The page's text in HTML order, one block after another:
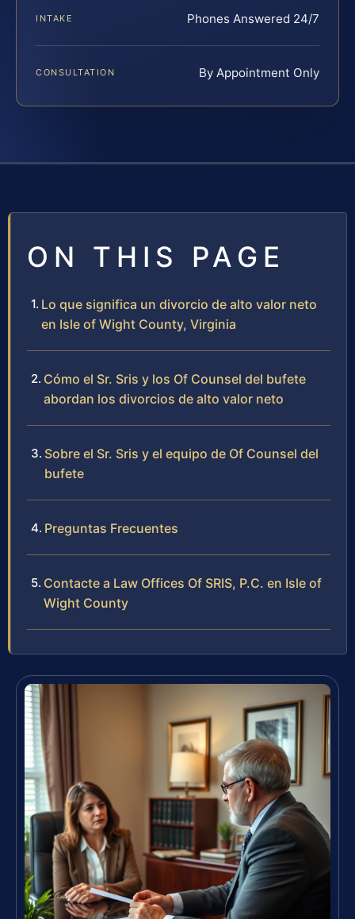
INTAKE Phones Answered 24/7
CONSULTATION By Appointment Only
ON THIS PAGE
Lo que significa un divorcio de alto valor neto
en Isle of Wight County, Virginia
Cómo el Sr. Sris y los Of Counsel del bufete
abordan los divorcios de alto valor neto
Sobre el Sr. Sris y el equipo de Of Counsel del
bufete
Preguntas Frecuentes
Contacte a Law Offices Of SRIS, P.C. en Isle of
Wight County